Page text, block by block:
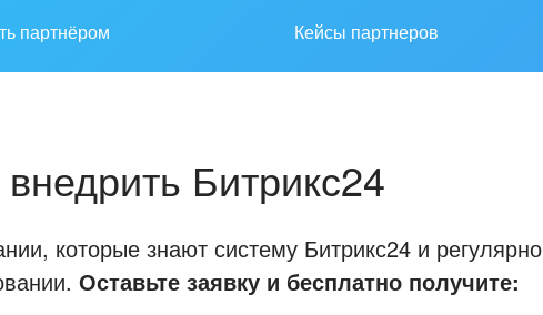
партнёром Кейсы партнеров
Битрикс24
которые знают систему Битрикс24 и регулярно
Оставьте заявку и бесплатно получите: